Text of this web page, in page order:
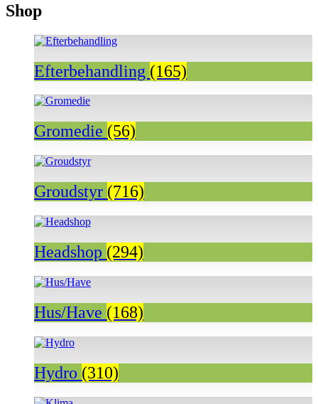
Shop
Efterbehandling (165)
Gromedie (56)
Groudstyr (716)
Headshop (294)
Hus/Have (168)
Hydro (310)